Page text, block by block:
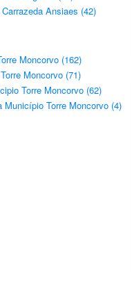
Ansiaes (42)
Moncorvo (162)
Moncorvo (71)
Torre Moncorvo (62)
Município Torre Moncorvo (4)